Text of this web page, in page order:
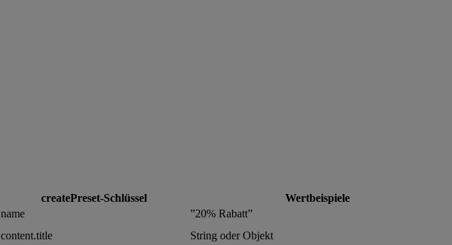
createPreset-Schlüssel
Wertbeispiele
name
”20% Rabatt”
content.title
String oder Objekt